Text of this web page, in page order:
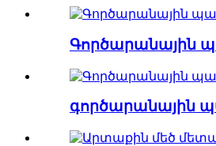
Գործարանային
գործարանային